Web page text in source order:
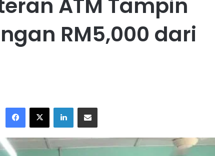
RM5,000 dari